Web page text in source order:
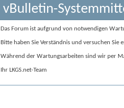
vBulletin-
Das Forum ist aufgrund von notwendigen
Bitte haben Sie Verständnis und versuchen Sie
Während der Wartungsarbeiten sind wir per
Ihr LKGS.net-Team